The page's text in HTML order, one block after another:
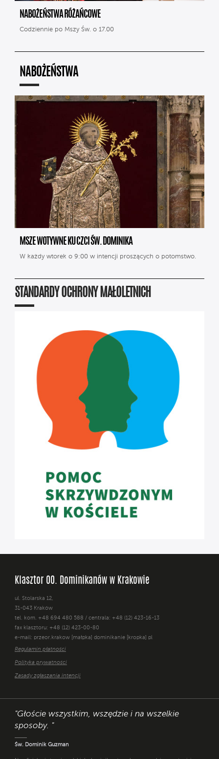
NABOŻEŃSTWA RÓŻAŃCOWE
Codziennie po Mszy Św. o 17.00
NABOŻEŃSTWA
MSZE WOTYWNE KU CZCI ŚW. DOMINIKA
W każdy wtorek o 9:00 w intencji proszących o potomstwo.
STANDARDY OCHRONY MAŁOLETNICH
Klasztor OO. Dominikanów w Krakowie
ul. Stolarska 12,
31-043 Kraków
tel. kom. +48 694 480 588 / centrala: +48 (12) 423-16-13
fax klasztoru: +48 (12) 423-00-80
e-mail: przeor.krakow [małpka] dominikanie [kropka] pl
Regulamin płatności
Polityka prywatności
Zasady zgłaszania intencji
"Głoście wszystkim, wszędzie i na wszelkie
sposoby. "
Św. Dominik Guzman